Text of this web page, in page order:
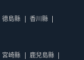
德島縣
香川縣
宮崎縣
鹿兒島縣